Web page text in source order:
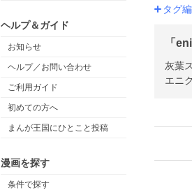
ヘルプ＆ガイド
お知らせ
ヘルプ／お問い合わせ
ご利用ガイド
初めての方へ
まんが王国にひとこと投稿
漫画を探す
条件で探す
タグ
「
灰葉
エニ